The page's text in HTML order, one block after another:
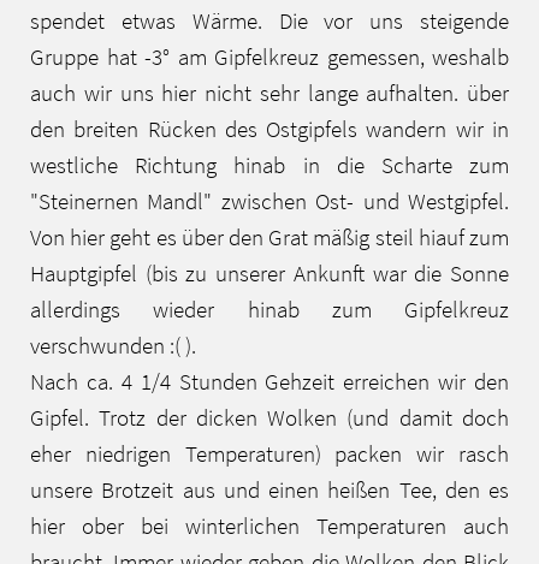
spendet etwas Wärme. Die vor uns steigende
Gruppe hat -3° am Gipfelkreuz gemessen, weshalb
auch wir uns hier nicht sehr lange aufhalten. über
den breiten Rücken des Ostgipfels wandern wir in
westliche Richtung hinab in die Scharte zum
"Steinernen Mandl" zwischen Ost- und Westgipfel.
Von hier geht es über den Grat mäßig steil hiauf zum
Hauptgipfel (bis zu unserer Ankunft war die Sonne
allerdings wieder hinab zum Gipfelkreuz
verschwunden :( ).
Nach ca. 4 1/4 Stunden Gehzeit erreichen wir den
Gipfel. Trotz der dicken Wolken (und damit doch
eher niedrigen Temperaturen) packen wir rasch
unsere Brotzeit aus und einen heißen Tee, den es
hier ober bei winterlichen Temperaturen auch